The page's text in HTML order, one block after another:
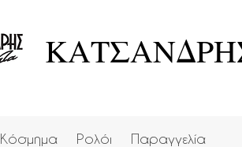
Κόσμημα Ρολόι Παραγγελία